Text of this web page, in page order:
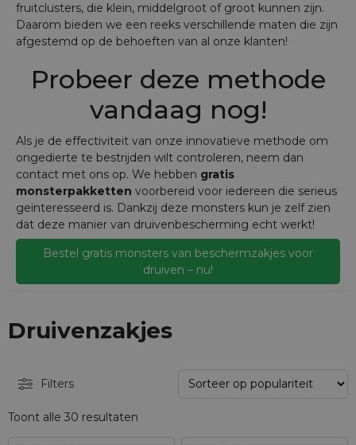
fruitclusters, die klein, middelgroot of groot kunnen zijn.
Daarom bieden we een reeks verschillende maten die zijn
afgestemd op de behoeften van al onze klanten!
Probeer deze methode
vandaag nog!
Als je de effectiviteit van onze innovatieve methode om
ongedierte te bestrijden wilt controleren, neem dan
contact met ons op. We hebben gratis
monsterpakketten voorbereid voor iedereen die serieus
geïnteresseerd is. Dankzij deze monsters kun je zelf zien
dat deze manier van druivenbescherming echt werkt!
Bestel gratis monsters van beschermzakjes voor
druiven – nu!
Druivenzakjes
Filters
Toont alle 30 resultaten